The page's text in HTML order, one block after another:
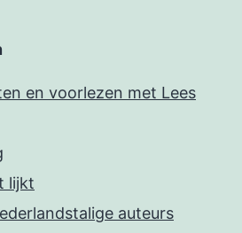
en voorlezen met Lees
lijkt
auteurs